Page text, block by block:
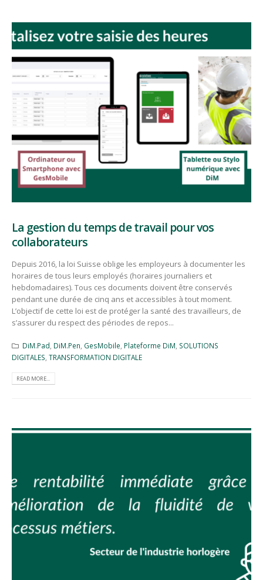
La gestion du temps de travail pour vos
collaborateurs
Depuis 2016, la loi Suisse oblige les employeurs à documenter les
horaires de tous leurs employés (horaires journaliers et
hebdomadaires). Tous ces documents doivent être conservés
pendant une durée de cinq ans et accessibles à tout moment.
L’objectif de cette loi est de protéger la santé des travailleurs, de
s’assurer du respect des périodes de repos...
DiM.Pad DiM.Pen GesMobile Plateforme DiM SOLUTIONS
DIGITALES TRANSFORMATION DIGITALE
READ MORE...